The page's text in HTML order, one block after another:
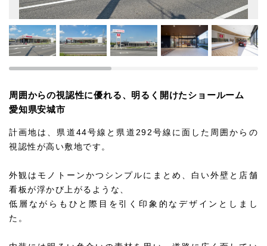
周囲からの視認性に優れる、明るく開けたショールーム
愛知県安城市
計画地は、県道44号線と県道292号線に面した周囲からの
視認性が高い敷地です。
外観はモノトーンかつシンプルにまとめ、白い外壁と店舗
看板が浮かび上がるような、
低層ながらもひと際目を引く印象的なデザインとしまし
た。